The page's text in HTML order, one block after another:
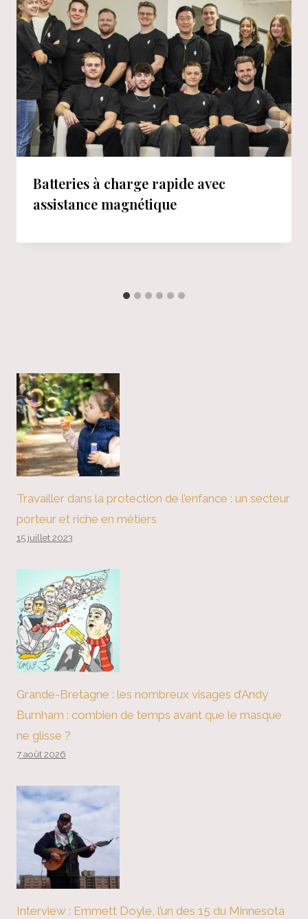
Batteries à charge rapide avec
assistance magnétique
Travailler dans la protection de l’enfance : un secteur
porteur et riche en métiers
15 juillet 2023
Grande-Bretagne : les nombreux visages d’Andy
Burnham : combien de temps avant que le masque
ne glisse ?
7 août 2026
Interview : Emmett Doyle, l’un des 15 du Minnesota